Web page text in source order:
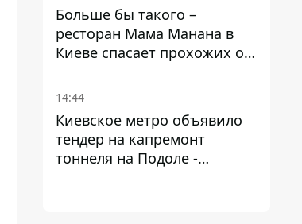
Больше бы такого –
ресторан Мама Манана в
Киеве спасает прохожих от
жары
14:44
Киевское метро объявило
тендер на капремонт
тоннеля на Подоле -